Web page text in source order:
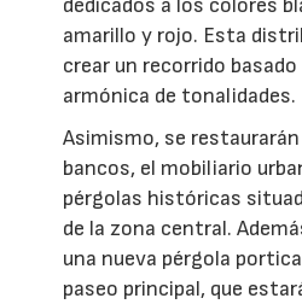
dedicados a los colores
amarillo y rojo. Esta
crear un recorrido
armónica de tonalidades.
Asimismo, se
bancos, el mobiliario
pérgolas históricas
de la zona central.
una nueva pérgola
paseo principal, que